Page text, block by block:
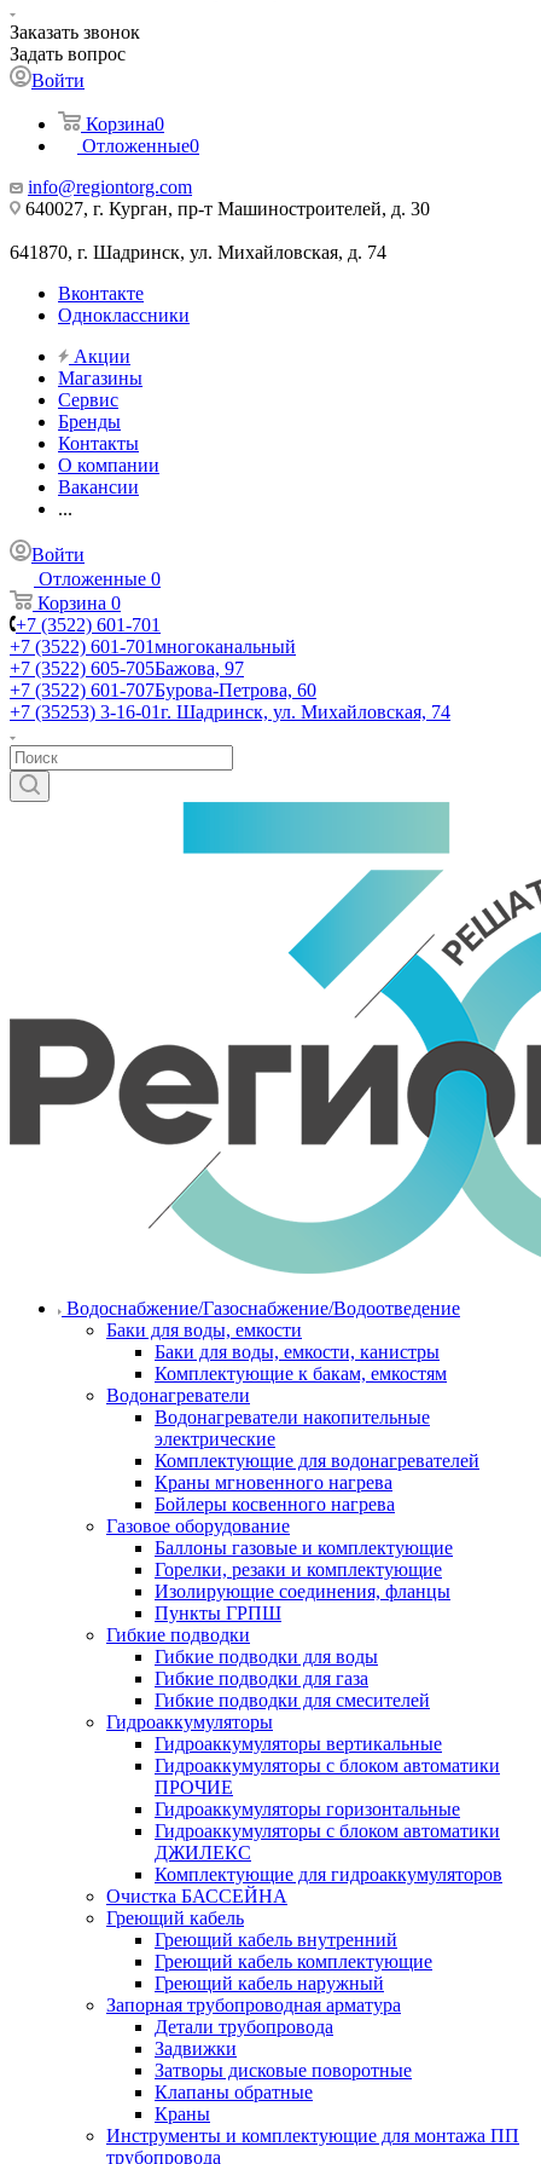
Заказать звонок
Задать вопрос
Войти
Корзина0
Отложенные0
info@regiontorg.com
640027, г. Курган, пр-т Машиностроителей, д. 30
641870, г. Шадринск, ул. Михайловская, д. 74
Вконтакте
Одноклассники
Акции
Магазины
Сервис
Бренды
Контакты
О компании
Вакансии
...
Войти
Отложенные 0
Корзина 0
+7 (3522) 601-701
+7 (3522) 601-701многоканальный
+7 (3522) 605-705Бажова, 97
+7 (3522) 601-707Бурова-Петрова, 60
+7 (35253) 3-16-01г. Шадринск, ул. Михайловская, 74
Водоснабжение/Газоснабжение/Водоотведение
Баки для воды, емкости
Баки для воды, емкости, канистры
Комплектующие к бакам, емкостям
Водонагреватели
Водонагреватели накопительные
электрические
Комплектующие для водонагревателей
Краны мгновенного нагрева
Бойлеры косвенного нагрева
Газовое оборудование
Баллоны газовые и комплектующие
Горелки, резаки и комплектующие
Изолирующие соединения, фланцы
Пункты ГРПШ
Гибкие подводки
Гибкие подводки для воды
Гибкие подводки для газа
Гибкие подводки для смесителей
Гидроаккумуляторы
Гидроаккумуляторы вертикальные
Гидроаккумуляторы с блоком автоматики
ПРОЧИЕ
Гидроаккумуляторы горизонтальные
Гидроаккумуляторы с блоком автоматики
ДЖИЛЕКС
Комплектующие для гидроаккумуляторов
Очистка БАССЕЙНА
Греющий кабель
Греющий кабель внутренний
Греющий кабель комплектующие
Греющий кабель наружный
Запорная трубопроводная арматура
Детали трубопровода
Задвижки
Затворы дисковые поворотные
Клапаны обратные
Краны
Инструменты и комплектующие для монтажа ПП
трубопровода